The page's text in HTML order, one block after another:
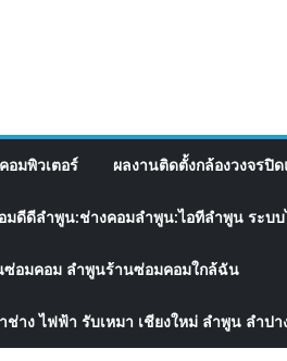
อมพิวเตอร์ ผลงานติดตั้งกล้องวงจรปิ
มดีดีลำพูน:ช่างคอมลำพูน:ไอทีลำพูน ระบ
ซ่อมคอม ลำพูนร้านซ่อมคอมใกล้ฉัน
ง ไฟฟ้า รับเหมา เชียงใหม่ ลำพูน ลำปา